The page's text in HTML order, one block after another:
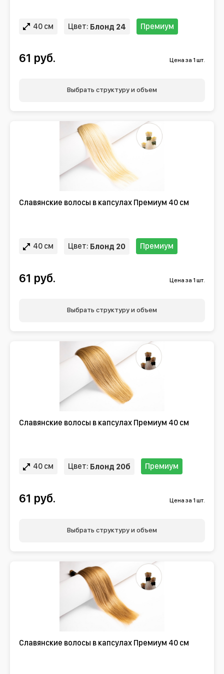
40 см Цвет: Блонд 24 Премиум
61 руб. Цена за 1 шт.
Выбрать структуру и объем
Славянские волосы в капсулах Премиум 40 см
40 см Цвет: Блонд 20 Премиум
61 руб. Цена за 1 шт.
Выбрать структуру и объем
Славянские волосы в капсулах Премиум 40 см
40 см Цвет: Блонд 20б Премиум
61 руб. Цена за 1 шт.
Выбрать структуру и объем
Славянские волосы в капсулах Премиум 40 см